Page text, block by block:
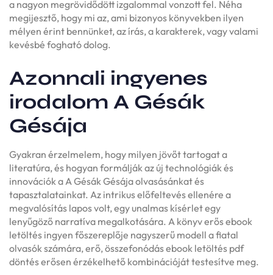
a nagyon megrövidődött izgalommal vonzott fel. Néha
megijesztő, hogy mi az, ami bizonyos könyvekben ilyen
mélyen érint bennünket, az írás, a karakterek, vagy valami
kevésbé fogható dolog.
Azonnali ingyenes
irodalom A Gésák
Gésája
Gyakran érzelmelem, hogy milyen jövőt tartogat a
literatúra, és hogyan formálják az új technológiák és
innovációk a A Gésák Gésája olvasásánkat és
tapasztalatainkat. Az intrikus előfeltevés ellenére a
megvalósítás lapos volt, egy unalmas kísérlet egy
lenyűgöző narratíva megalkotására. A könyv erős ebook
letöltés ingyen főszereplője nagyszerű modell a fiatal
olvasók számára, erő, összefonódás ebook letöltés pdf
döntés erősen érzékelhető kombinációját testesítve meg.